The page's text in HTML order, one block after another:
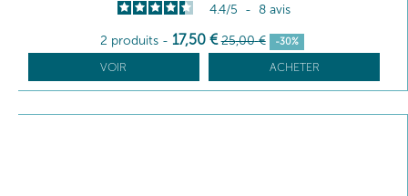
4.4/5 - 8 avis
2 produits - 17,50 € 25,00 € -30%
VOIR ACHETER